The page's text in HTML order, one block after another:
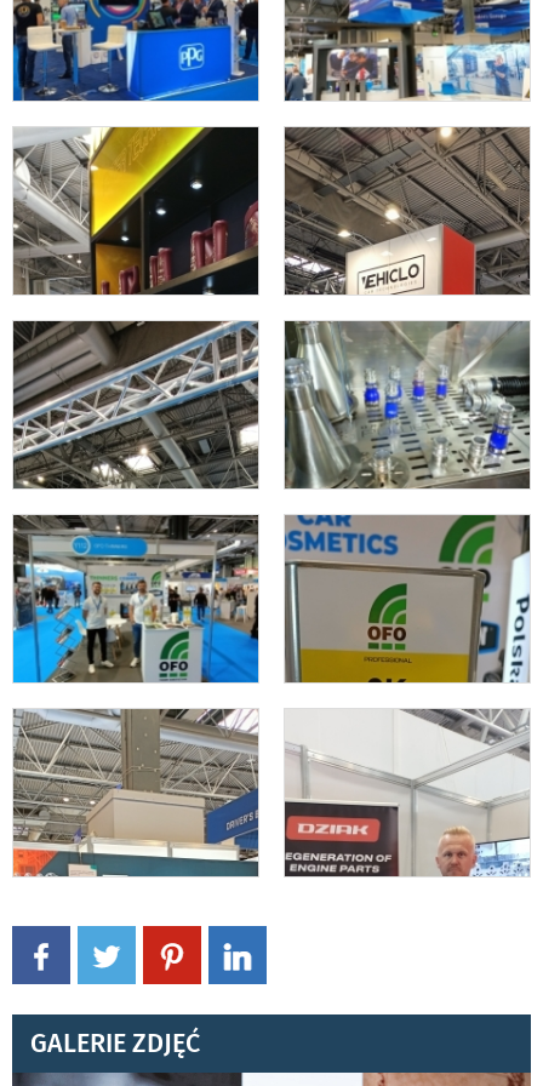
GALERIE ZDJĘĆ